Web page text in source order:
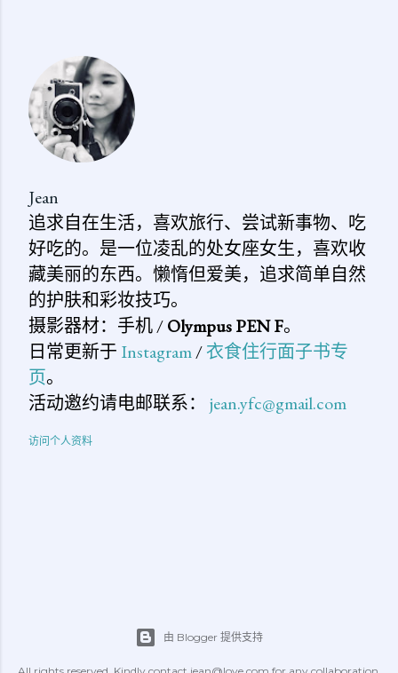
论
Jean
追求自在生活，喜欢旅行、尝试新事物、吃
好吃的。是一位凌乱的处女座女生，喜欢收
藏美丽的东西。懒惰但爱美，追求简单自然
的护肤和彩妆技巧。
摄影器材：手机 /Olympus PEN F。
日常更新于 Instagram/衣食住行面子书专
页。
活动邀约请电邮联系： jean.yfc@gmail.com
访问个人资料
由 Blogger 提供支持